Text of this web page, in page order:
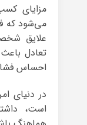
مزایای
می‌شود که
علایق
تعادل
احساس
در دنیای
است،